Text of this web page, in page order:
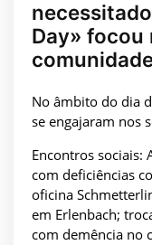
Day» focou
No âmbito do dia
se engajaram nos
Encontros sociais:
com deficiências
oficina
em Erlenbach;
com demência no